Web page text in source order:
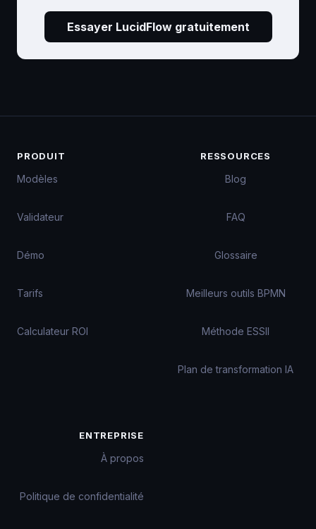
Essayer LucidFlow gratuitement
PRODUIT
Modèles
Validateur
Démo
Tarifs
Calculateur ROI
RESSOURCES
Blog
FAQ
Glossaire
Meilleurs outils BPMN
Méthode ESSII
Plan de transformation IA
ENTREPRISE
À propos
Politique de confidentialité